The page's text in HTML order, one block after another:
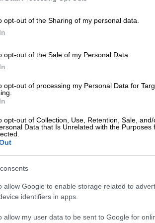
opt-out of the Sharing of my personal data.
opt-out of the Sale of my Personal Data.
opt-out of processing my Personal Data for
opt-out of Collection, Use, Retention, Sale,
Data that Is Unrelated with the Purposes
allow Google to enable storage related to
identifiers in apps.
allow my user data to be sent to Google for
ο Έντι Ράμα στη λεζάντα του
ενώ παραθέτει και το
το αναδημοσίευσε: «Με
και
κι ένας φίλος μου: “Τώρα
με όσα είχε πει ο Έντι Ράμα
ενάντια σε ένα μεγάλο
Κούσνερ, γαμπρό του